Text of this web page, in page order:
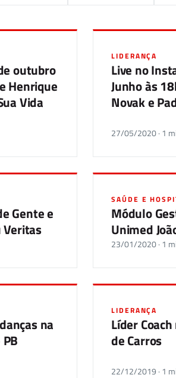
outubro
Henrique
Vida
LIDERANÇA
Live no
Junho às
Novak e
27/05/2020 · 1
Gente e
Veritas
SAÚDE E
Módulo
Unimed
23/01/2020 · 1
na
LIDERANÇA
Líder
de Carros
22/12/2019 · 1